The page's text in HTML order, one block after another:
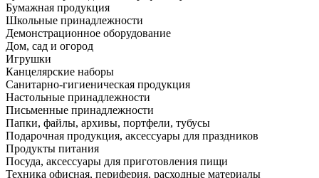
Бумажная продукция
Школьные принадлежности
Демонстрационное оборудование
Дом, сад и огород
Игрушки
Канцелярские наборы
Санитарно-гигиеническая продукция
Настольные принадлежности
Письменные принадлежности
Папки, файлы, архивы, портфели, тубусы
Подарочная продукция, аксессуары для праздников
Продукты питания
Посуда, аксессуары для приготовления пищи
Техника офисная, периферия, расходные материалы